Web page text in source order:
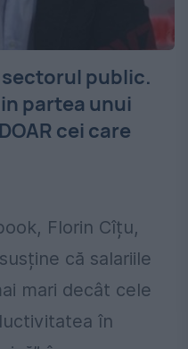
public.
partea unui
cei care
Florin Cîțu,
că salariile
mari decât cele
în